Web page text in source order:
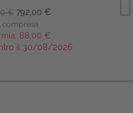
€ 792,00 €
compresa
88,00 €
il 30/08/2026